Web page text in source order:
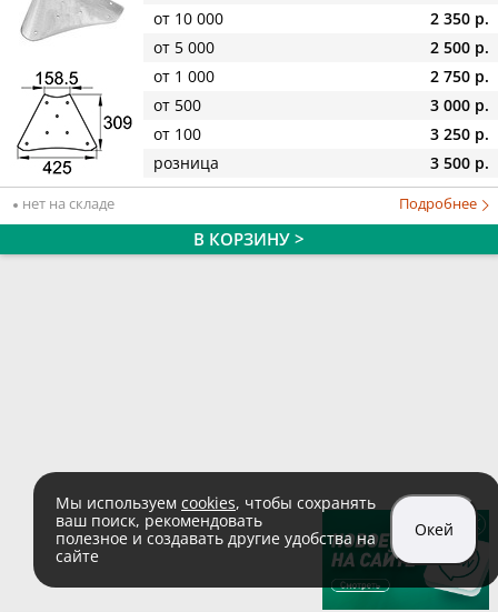
от 10 000
2 350 р.
от 5 000
2 500 р.
от 1 000
2 750 р.
от 500
3 000 р.
от 100
3 250 р.
розница
3 500 р.
нет на складе Подробнее
В КОРЗИНУ >
Мы используем cookies, чтобы сохранять
ваш поиск, рекомендовать
полезное и создавать другие удобства на
сайте
Окей